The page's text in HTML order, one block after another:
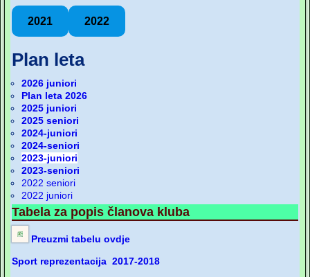
2021 2022
Plan leta
2026 juniori
Plan leta 2026
2025 juniori
2025 seniori
2024-juniori
2024-seniori
2023-juniori
2023-seniori
2022 seniori
2022 juniori
Tabela za popis članova kluba
Preuzmi tabelu ovdje
Sport reprezentacija 2017-2018